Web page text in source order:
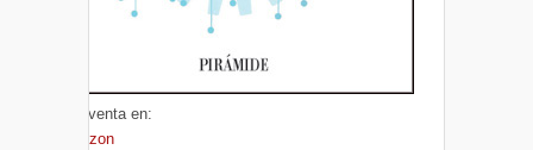
A la venta en:
Amazon